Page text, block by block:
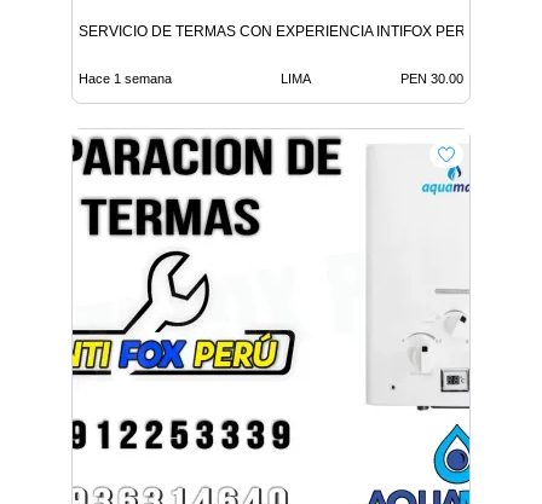
SERVICIO DE TERMAS CON EXPERIENCIA INTIFOX PERU EN
Hace 1 semana LIMA PEN 30.00